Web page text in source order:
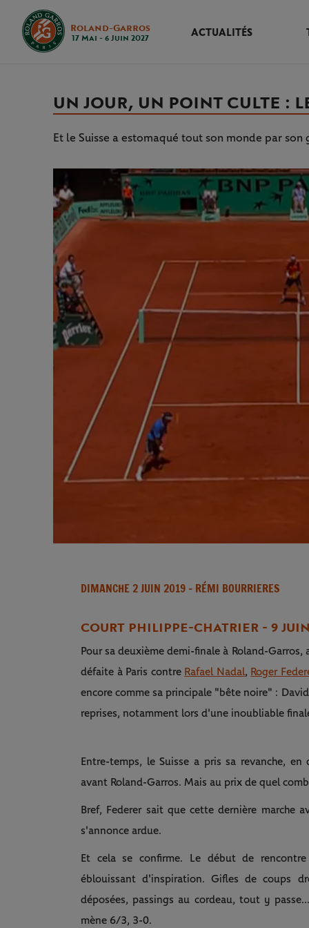
Roland-Garros
17 Mai - 6 Juin 2027
ACTUALITÉS
UN JOUR, UN POINT CULTE :
Et le Suisse a estomaqué tout son monde par son
DIMANCHE 2 JUIN 2019 - RÉMI BOURRIERES
COURT PHILIPPE-CHATRIER - 9
Pour sa deuxième demi-finale à Roland-
défaite à Paris contre Rafael Nadal, Roger
encore comme sa principale "bête noire" :
reprises, notamment lors d'une inoubliable
Entre-temps, le Suisse a pris sa revanche,
avant Roland-Garros. Mais au prix de quel
Bref, Federer sait que cette dernière marche
s'annonce ardue.
Et cela se confirme. Le début de
éblouissant d'inspiration. Gifles de coups
déposées, passings au cordeau, tout y
mène 6/3, 3-0.